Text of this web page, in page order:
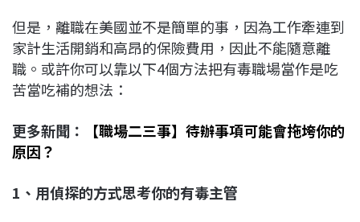
但是，離職在美國並不是簡單的事，因為工作牽連到
家計生活開銷和高昂的保險費用，因此不能隨意離
職。或許你可以靠以下4個方法把有毒職場當作是吃
苦當吃補的想法：
更多新聞：
【職場二三事】待辦事項可能會拖垮你的
原因？
1、用偵探的方式思考你的有毒主管